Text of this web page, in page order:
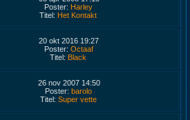
Poster: Harley
Titel: Het Kontakt
20 okt 2016 19:27
Poster: Octaaf
Titel: Black
26 nov 2007 14:50
Poster: barolo
Titel: Super vette